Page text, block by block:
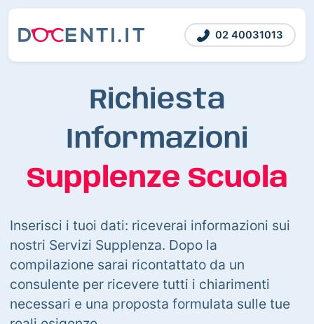
02 40031013
Richiesta
Informazioni
Supplenze Scuola
Inserisci i tuoi dati: riceverai informazioni sui
nostri Servizi Supplenza. Dopo la
compilazione sarai ricontattato da un
consulente per ricevere tutti i chiarimenti
necessari e una proposta formulata sulle tue